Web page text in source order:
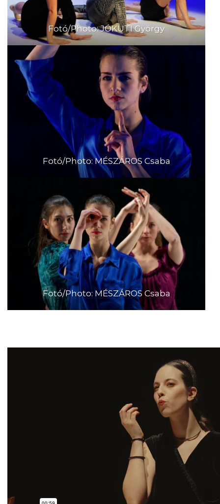
Fotó/Photo: JÓKUTI György
Fotó/Photo: MÉSZÁROS Csaba
Fotó/Photo: MÉSZÁROS Csaba